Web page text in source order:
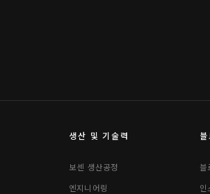
생산 및 기술력
보센 생산공정
엔지니어링
블
인